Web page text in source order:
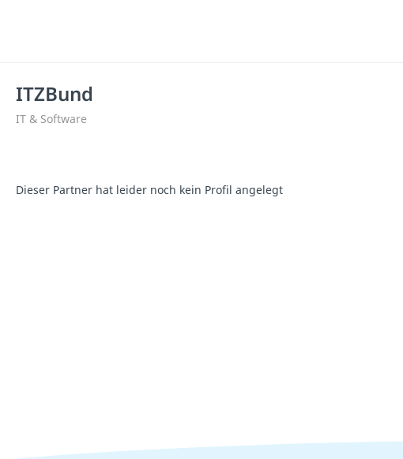
ITZBund
IT & Software
Dieser Partner hat leider noch kein Profil angelegt